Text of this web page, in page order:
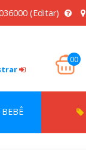
(Editar)
00